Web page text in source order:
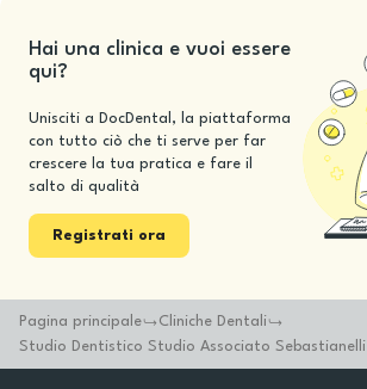
Hai una clinica e vuoi essere
qui?
Unisciti a DocDental, la piattaforma
con tutto ciò che ti serve per far
crescere la tua pratica e fare il
salto di qualità
Registrati ora
Pagina principale
Cliniche Dentali
Studio Dentistico Studio Associato Sebastianelli